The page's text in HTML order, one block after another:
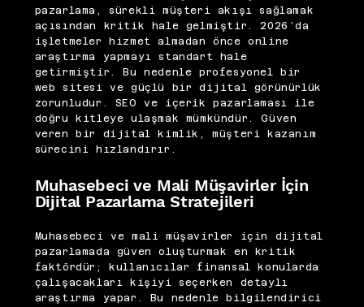
pazarlama, sürekli müşteri akışı sağlamak
açısından kritik hale gelmiştir. 2026’da
işletmeler hizmet almadan önce online
araştırma yapmayı standart hale
getirmiştir. Bu nedenle profesyonel bir
web sitesi ve güçlü bir dijital görünürlük
zorunludur. SEO ve içerik pazarlaması ile
doğru kitleye ulaşmak mümkündür. Güven
veren bir dijital kimlik, müşteri kazanım
sürecini hızlandırır.
Muhasebeci ve Mali Müşavirler İçin
Dijital Pazarlama Stratejileri
Muhasebeci ve mali müşavirler için dijital
pazarlamada güven oluşturmak en kritik
faktördür; kullanıcılar finansal konularda
çalışacakları kişiyi seçerken detaylı
araştırma yapar. Bu nedenle bilgilendirici